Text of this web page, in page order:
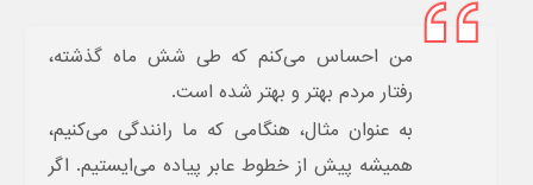
من احساس می‌کنم که طی شش ماه گذشته،
رفتار مردم بهتر و بهتر شده است.
به عنوان مثال، هنگامی که ما رانندگی می‌کنیم،
همیشه پیش از خطوط عابر پیاده می‌ایستیم. اگر